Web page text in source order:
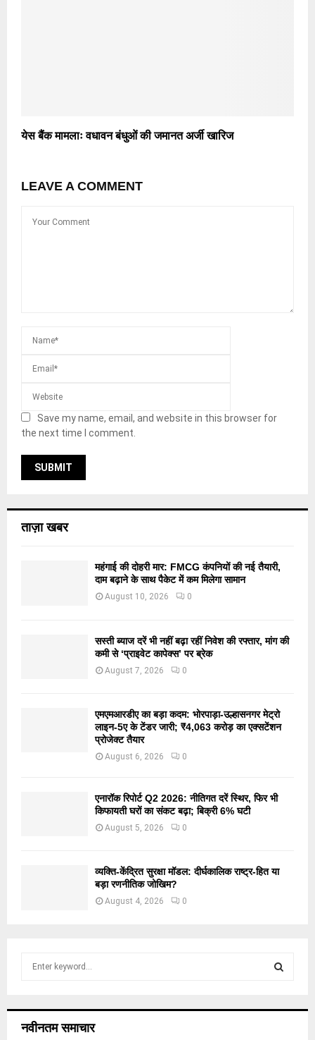
येस बैंक मामलाः वधावन बंधुओं की जमानत अर्जी खारिज
LEAVE A COMMENT
Save my name, email, and website in this browser for
the next time I comment.
ताज़ा खबर
महंगाई की दोहरी मार: FMCG कंपनियों की नई तैयारी,
दाम बढ़ाने के साथ पैकेट में कम मिलेगा सामान
August 10, 2026 0
सस्ती ब्याज दरें भी नहीं बढ़ा रहीं निवेश की रफ्तार, मांग की
कमी से ‘प्राइवेट कापेक्स’ पर ब्रेक
August 7, 2026 0
एमएमआरडीए का बड़ा कदम: भोरपाड़ा-उल्हासनगर मेट्रो
लाइन-5ए के टेंडर जारी; ₹4,063 करोड़ का एक्सटेंशन
प्रोजेक्ट तैयार
August 6, 2026 0
एनारॉक रिपोर्ट Q2 2026: नीतिगत दरें स्थिर, फिर भी
किफायती घरों का संकट बढ़ा; बिक्री 6% घटी
August 5, 2026 0
व्यक्ति-केंद्रित सुरक्षा मॉडल: दीर्घकालिक राष्ट्र-हित या
बड़ा रणनीतिक जोखिम?
August 4, 2026 0
h
नवीनतम समाचार